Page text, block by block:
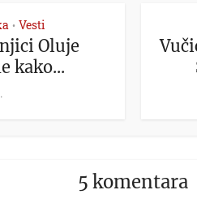
• Vesti
Oluje
kako...
5 komentara